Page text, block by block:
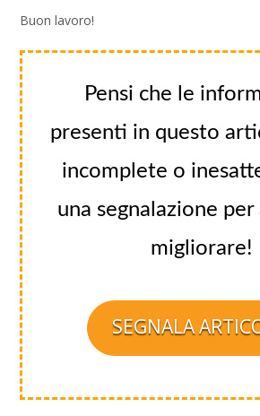
Buon lavoro!
Pensi che le
presenti in questo
incomplete o
una segnalazione
migliorare!
SEGNALA